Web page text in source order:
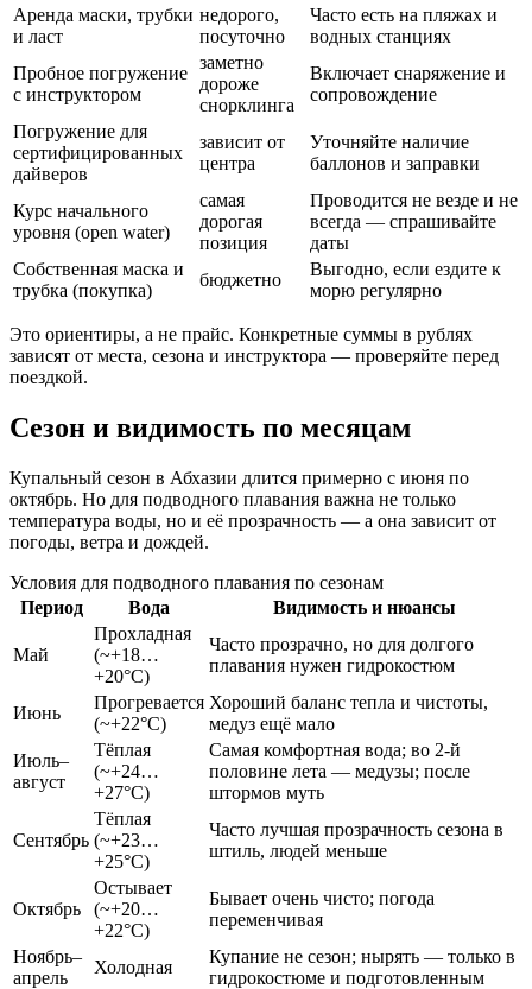
Аренда маски, трубки
и ласт
недорого,
посуточно
Часто есть на пляжах и
водных станциях
Пробное погружение
с инструктором
заметно
дороже
снорклинга
Включает снаряжение и
сопровождение
Погружение для
сертифицированных
дайверов
зависит от
центра
Уточняйте наличие
баллонов и заправки
Курс начального
уровня (open water)
самая
дорогая
позиция
Проводится не везде и не
всегда — спрашивайте
даты
Собственная маска и
трубка (покупка)
бюджетно
Выгодно, если ездите к
морю регулярно
Это ориентиры, а не прайс. Конкретные суммы в рублях
зависят от места, сезона и инструктора — проверяйте перед
поездкой.
Сезон и видимость по месяцам
Купальный сезон в Абхазии длится примерно с июня по
октябрь. Но для подводного плавания важна не только
температура воды, но и её прозрачность — а она зависит от
погоды, ветра и дождей.
Условия для подводного плавания по сезонам
Период
Вода Видимость и нюансы
Май
Прохладная
(~+18…
+20°C)
Часто прозрачно, но для долгого
плавания нужен гидрокостюм
Июнь
Прогревается
(~+22°C)
Хороший баланс тепла и чистоты,
медуз ещё мало
Июль–
август
Тёплая
(~+24…
+27°C)
Самая комфортная вода; во 2-й
половине лета — медузы; после
штормов муть
Сентябрь
Тёплая
(~+23…
+25°C)
Часто лучшая прозрачность сезона в
штиль, людей меньше
Октябрь
Остывает
(~+20…
+22°C)
Бывает очень чисто; погода
переменчивая
Ноябрь–
апрель
Холодная
Купание не сезон; нырять — только в
гидрокостюме и подготовленным